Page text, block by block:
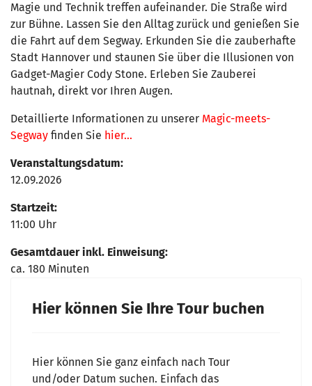
Magie und Technik treffen aufeinander. Die Straße wird
zur Bühne. Lassen Sie den Alltag zurück und genießen Sie
die Fahrt auf dem Segway. Erkunden Sie die zauberhafte
Stadt Hannover und staunen Sie über die Illusionen von
Gadget-Magier Cody Stone. Erleben Sie Zauberei
hautnah, direkt vor Ihren Augen.
Detaillierte Informationen zu unserer Magic-meets-
Segway finden Sie hier...
Veranstaltungsdatum:
12.09.2026
Startzeit:
11:00 Uhr
Gesamtdauer inkl. Einweisung:
ca. 180 Minuten
Hier können Sie Ihre Tour buchen
Hier können Sie ganz einfach nach Tour
und/oder Datum suchen. Einfach das